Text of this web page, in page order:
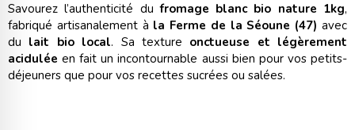
Savourez l’authenticité dufromage blanc bio nature 1kg,
fabriqué artisanalement à la Ferme de la Séoune (47) avec
du lait bio local. Sa texture onctueuse et légèrement
acidulée en fait un incontournable aussi bien pour vos petits-
déjeuners que pour vos recettes sucrées ou salées.